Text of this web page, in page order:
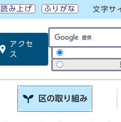
読み上げ ふりがな 文字サ
アクセ
ス
サイト内検索の範囲
区の取り組み